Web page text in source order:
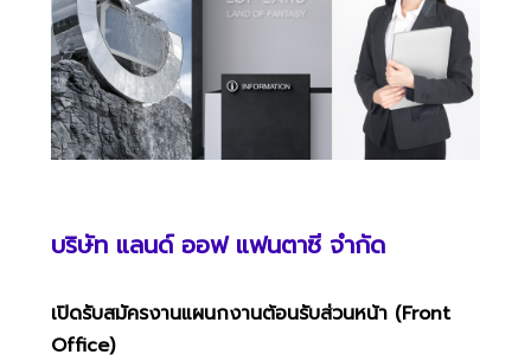
บริษัท แลนด์ ออฟ แฟนตาซี จำกัด
เปิดรับสมัครงานแผนกงานต้อนรับส่วนหน้า (Front
Office)